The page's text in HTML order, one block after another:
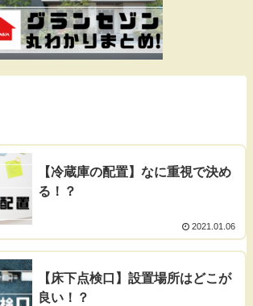
【冷蔵庫の配置】なに重視で決め
る！？
2021.01.06
【床下点検口】設置場所はどこが
良い！？